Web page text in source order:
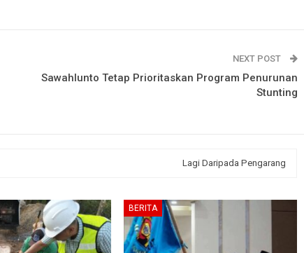
NEXT POST
Sawahlunto Tetap Prioritaskan Program Penurunan
Stunting
Lagi Daripada Pengarang
BERITA